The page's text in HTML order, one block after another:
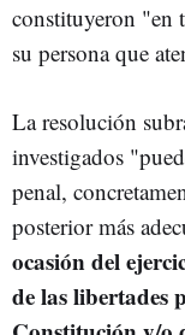
constituyeron "en
su persona que
La resolución
investigados
penal,
posterior más
ocasión del
de las libertades